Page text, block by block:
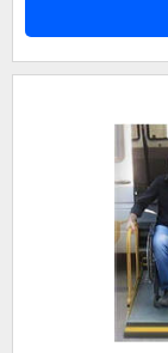
estampagem
Ausência de